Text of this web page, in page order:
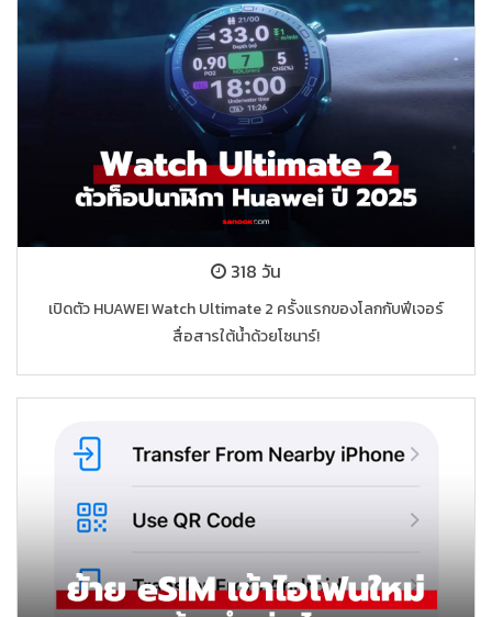
318 วัน
เปิดตัว HUAWEI Watch Ultimate 2 ครั้งแรกของโลกกับฟีเจอร์
สื่อสารใต้น้ำด้วยโซนาร์!